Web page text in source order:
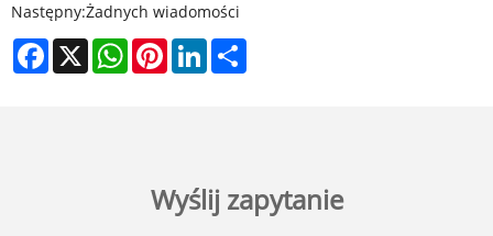
Następny:Żadnych wiadomości
Facebook
X WhatsAppPinterestLinkedIn
Wyślij zapytanie